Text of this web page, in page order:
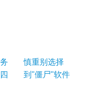
慎重别选择
到"僵尸"软件